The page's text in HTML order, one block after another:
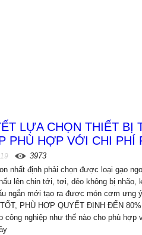
LỰA CHỌN THIẾT BỊ
PHÙ HỢP VỚI CHI PHÍ
3973
nhất định phải chọn được loại gạo
lên chin tới, tơi, dẻo không bị
ngắn mới tạo ra được món cơm ưng
PHÙ HỢP QUYẾT ĐỊNH ĐẾN
công nghiệp như thế nào cho phù